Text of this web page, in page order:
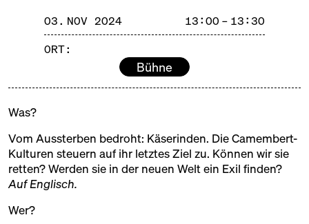
03. NOV 2024
13:00 – 13:30
ORT:
Bühne
Was?
Vom Aussterben bedroht: Käserinden. Die Camembert-
Kulturen steuern auf ihr letztes Ziel zu. Können wir sie
retten? Werden sie in der neuen Welt ein Exil finden?
Auf Englisch.
Wer?
Cheese Berlin ist ein Ort für Begegnungen: für alle,
denen echter Käse am Herzen liegt. Und für die
Landschaften, Tiere und Menschen, die ihn möglich
SAMSTAG
02.11.24
13:00 – 14:30 Die ungeahnte Welt der Butter
und ihre Spuren im neuen alten